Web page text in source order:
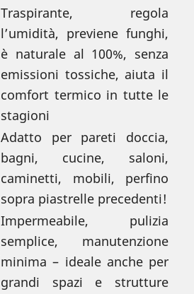
Traspirante, regola
l’umidità, previene funghi,
è naturale al 100%, senza
emissioni tossiche, aiuta il
comfort termico in tutte le
stagioni
Adatto per pareti doccia,
bagni, cucine, saloni,
caminetti, mobili, perfino
sopra piastrelle precedenti!
Impermeabile, pulizia
semplice, manutenzione
minima – ideale anche per
grandi spazi e strutture